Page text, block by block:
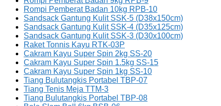
Rompi Pemberat Badan 10kg RPB-10
Sandsack Gantung Kulit SSK-5 (D38x150cm)
Sandsack Gantung Kulit SSK-4 (D35x125cm)
Sandsack Gantung Kulit SSK-3 (D30x100cm)
Raket Tonnis Kayu RTK-03P
Cakram Kayu Super Spin 2kg SS-20
Cakram Kayu Super Spin 1.5kg SS-15
Cakram Kayu Super Spin 1kg SS-10
Tiang Bulutangkis Portabel TBP-07
Tiang Tenis Meja TTM-3
Tiang Bulutangkis Portabel TBP-08